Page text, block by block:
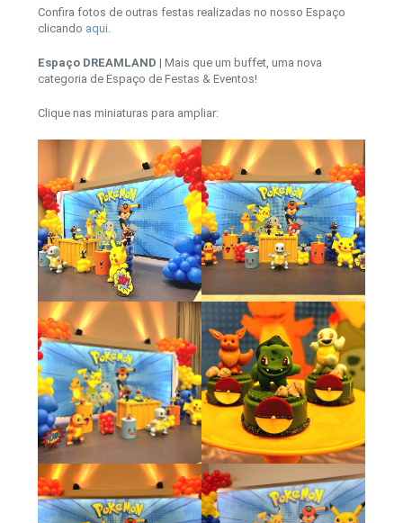
Confira fotos de outras festas realizadas no nosso Espaço
clicando aqui
Espaço DREAMLAND | Mais que um buffet, uma nova
categoria de Espaço de Festas & Eventos!
Clique nas miniaturas para ampliar: